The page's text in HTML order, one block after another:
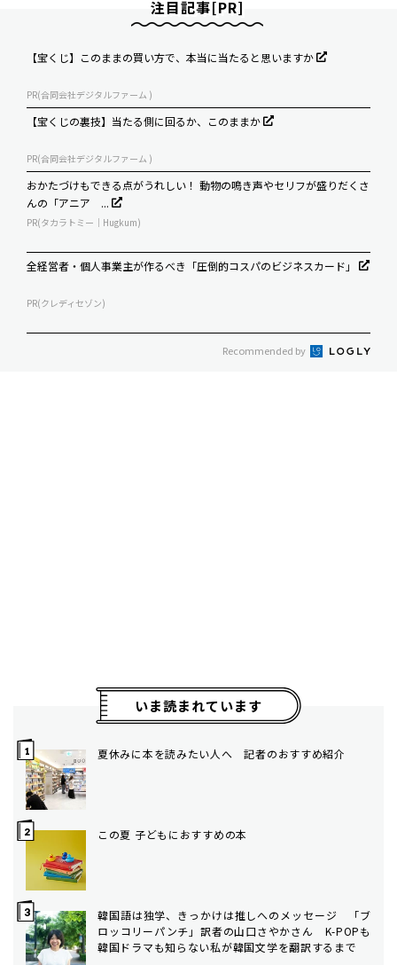
注目記事[PR]
【宝くじ】このままの買い方で、本当に当たると思いますか
PR(合同会社デジタルファーム )
【宝くじの裏技】当たる側に回るか、このままか
PR(合同会社デジタルファーム )
おかたづけもできる点がうれしい！ 動物の鳴き声やセリフが盛りだくさ
んの「アニア ...
PR(タカラトミー｜Hugkum)
全経営者・個人事業主が作るべき「圧倒的コスパのビジネスカード」
PR(クレディセゾン)
Recommended by
いま読まれています
夏休みに本を読みたい人へ 記者のおすすめ紹介
この夏 子どもにおすすめの本
韓国語は独学、きっかけは推しへのメッセージ 「ブ
ロッコリーパンチ」訳者の山口さやかさん K-POPも
韓国ドラマも知らない私が韓国文学を翻訳するまで